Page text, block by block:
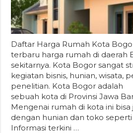
Daftar Harga Rumah Kota
terbaru harga rumah di daerah
sekitarnya. Kota Bogor sangat
kegiatan bisnis, hunian, wisata,
penelitian. Kota Bogor adalah
sebuah kota di Provinsi Jawa
Mengenai rumah di kota ini
dengan hunian dan toko
Informasi terkini …